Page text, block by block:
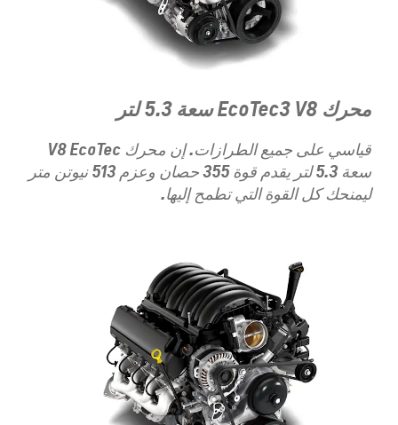
محرك EcoTec3 V8 سعة 5.3 لتر
قياسي على جميع الطرازات. إن محرك V8 EcoTec
سعة 5.3 لتر يقدم قوة 355 حصان وعزم 513 نيوتن متر
ليمنحك كل القوة التي تطمح إليها.